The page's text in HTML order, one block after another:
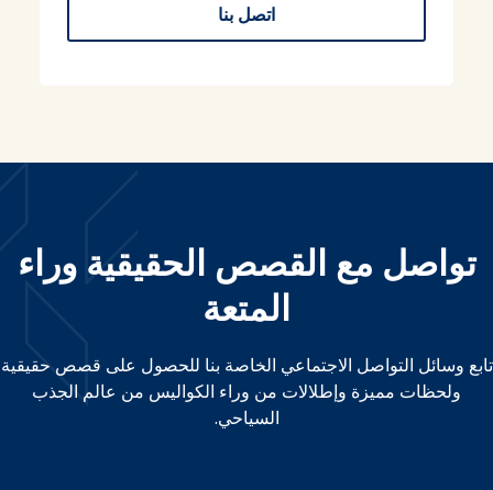
اتصل بنا
تواصل مع القصص الحقيقية وراء
المتعة
تابع وسائل التواصل الاجتماعي الخاصة بنا للحصول على قصص حقيقية
ولحظات مميزة وإطلالات من وراء الكواليس من عالم الجذب
السياحي.